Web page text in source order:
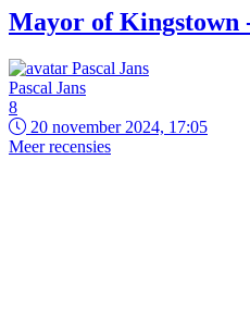
Mayor of Kingstown
Pascal Jans
8
20 november 2024, 17:05
Meer recensies